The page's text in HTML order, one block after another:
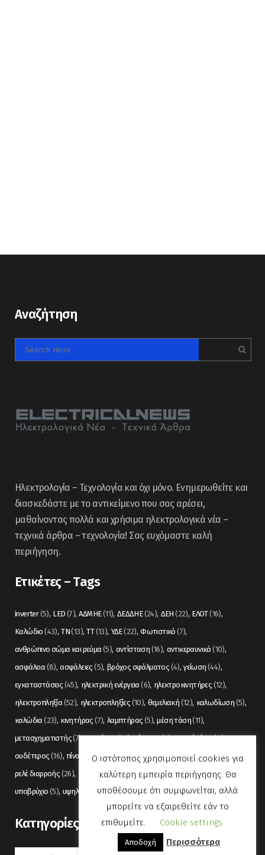
Αναζήτηση
Ηλεκτρολογία – Τεχνολογία και όχι μόνο. Ενημερωθείτε και
διασκεδάστε με το αντικείμενο που σας αρέσει,
μαθαίνοντας πολλά και χρήσιμα ηλεκτρολογικά νέα –
τεχνικά άρθρα – τεχνολογία! Σας ευχόμαστε καλή
περιήγηση.
Ετικέτες – Tags
inverter(5) LED (7) ΑΔΜΗΕ(11) ΔΕΔΔΗΕ(24) ΔΕΗ (22) ΕΛΟΤ(16)
Καλώδιο (43) ΤΝ(13) ΤΤ(13) ΥΔΕ(22) Φωτιστικό (7)
ανθρώπινο σώμα και ρεύμα (5) αντίσταση (16) αντικεραυνικά (10)
ασφάλεια (8) ασφάλειες (5) βρόχος σφάλματος (4) γείωση (44)
εγκαταστάσεις (45) ηλεκτρική ενέργεια (6) ηλεκτροκινητήρες (12)
ηλεκτροπληξία (52) ηλεκτροπληξίες (10) θεμελιακή (12) καλωδίωση (5)
καλώδια (23) κινητήρας (7) λαμπτήρας (5) μέση τάση(11)
μετασχηματιστής(7) μετρήσεις(12) μόνωση(6) οπτικές ίνες(11)
ουδέτερος (16) πίνακας (17) πίνακες(7) πυρανίχνευση (6) ρελέ(36)
ρελέ διαρροής (26) συναγερμός(5) σωληνώσεις(5) τάση(13)
υποβρύχιο (5) υψηλή τάση(8) φωτισμός (6)
Kατηγορίες
Ο ιστότοπος χρησιμοποιεί cookies για
καλύτερη εμπειρία περιήγησης. Θα
υποθέσουμε ότι συμφωνείται, αλλά
μπορείτε να εξαιρεθείτε εάν το
επιθυμείτε.
Cookie settings
Αποδοχή Περισσότερα